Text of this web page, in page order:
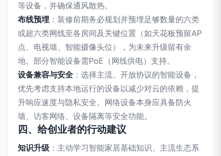
等设备，并确保通风散热。
布线预埋 ：装修前期务必规划并预埋足够数量的六类
或超六类网线至各房间及关键位置（如天花板预留AP
点、电视墙、智能摄像头位），为未来升级留有余
地。部分智能设备需PoE（网线供电）支持。
设备兼容与安全 ：选择主流、开放协议的智能设备，
优先考虑支持本地运行的设备以减少对云的依赖，提
升响应速度与隐私安全。网络设备本身应具备防火
墙、访客网络、设备隔离等安全功能。
四、给创业者的行动建议
知识升级 ：主动学习智能家居基础知识、主流生态系